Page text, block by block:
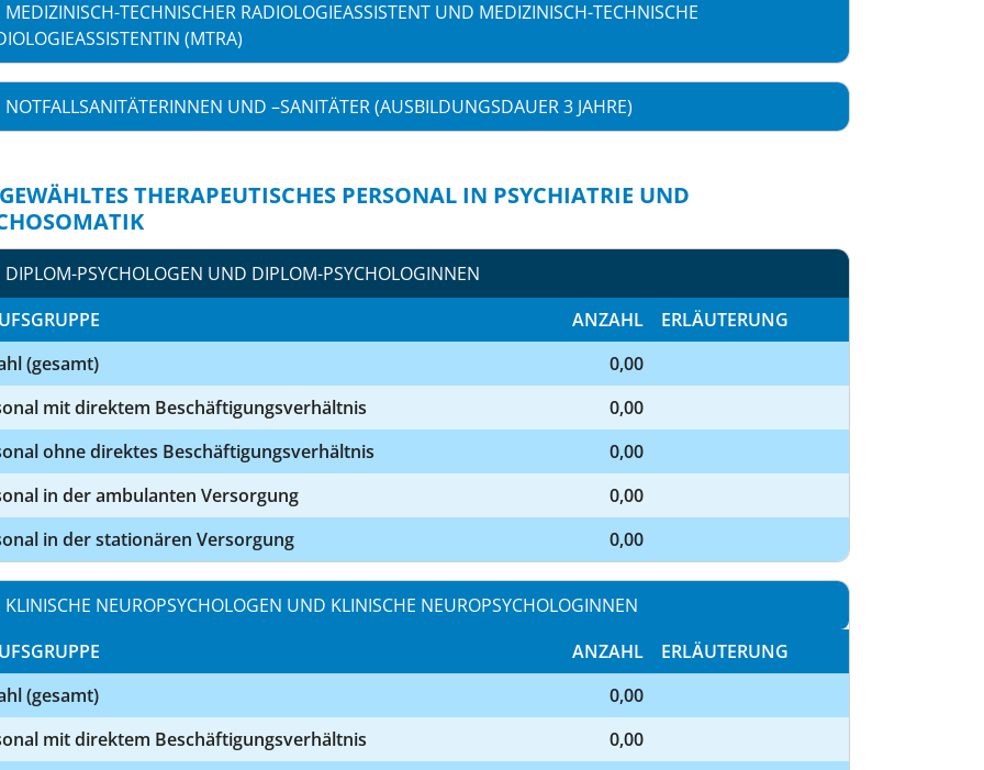
MEDIZINISCH-TECHNISCHER RADIOLOGIEASSISTENT UND MEDIZINISCH-TECHNISCHE
(MTRA)
NOTFALLSANITÄTERINNEN UND –SANITÄTER (AUSBILDUNGSDAUER 3 JAHRE)
THERAPEUTISCHES PERSONAL IN PSYCHIATRIE UND
DIPLOM-PSYCHOLOGEN UND DIPLOM-PSYCHOLOGINNEN
ANZAHL
ERLÄUTERUNG
(gesamt)
0,00
mit direktem Beschäftigungsverhältnis
0,00
ohne direktes Beschäftigungsverhältnis
0,00
in der ambulanten Versorgung
0,00
in der stationären Versorgung
0,00
KLINISCHE NEUROPSYCHOLOGEN UND KLINISCHE NEUROPSYCHOLOGINNEN
ANZAHL
ERLÄUTERUNG
(gesamt)
0,00
mit direktem Beschäftigungsverhältnis
0,00